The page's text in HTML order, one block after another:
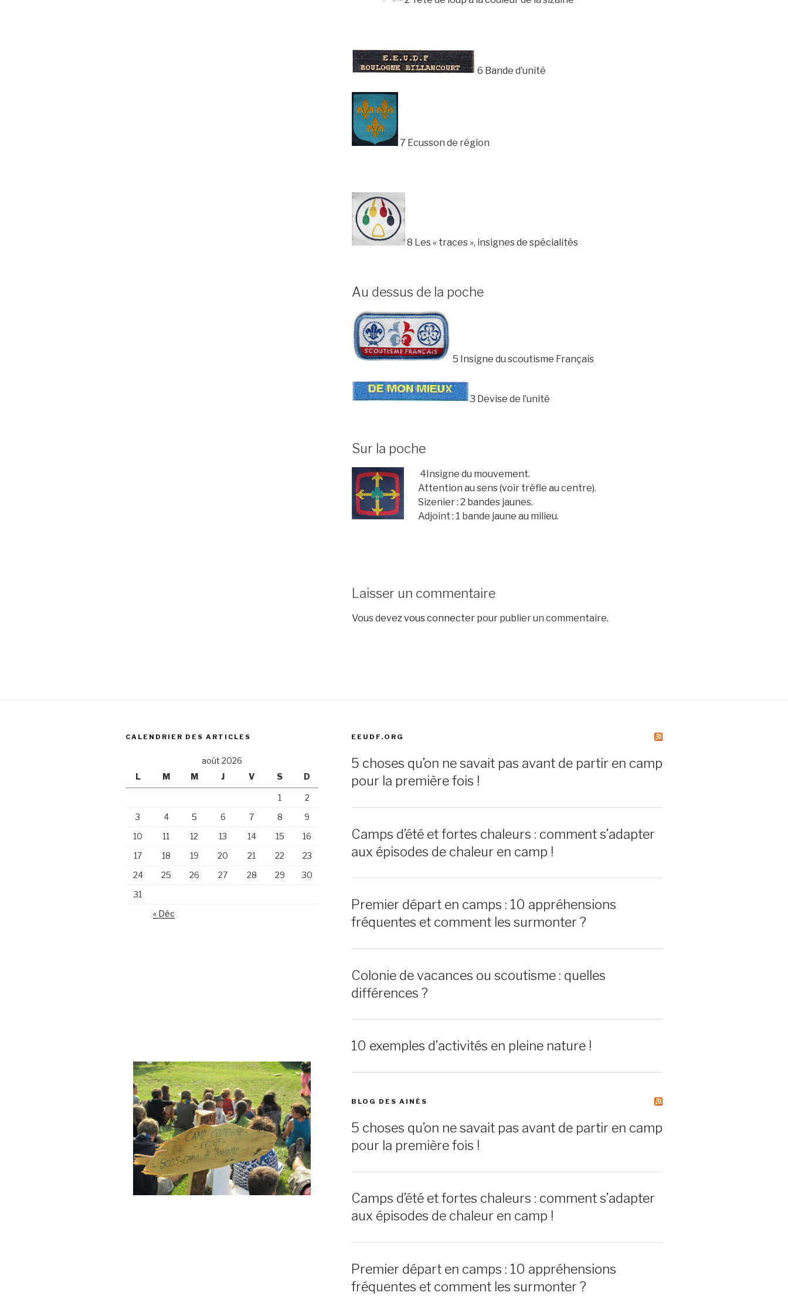
6 Bande d’unité
7 Ecusson de région
8 Les « traces », insignes de spécialités
Au dessus de la poche
5 Insigne du scoutisme Français
3 Devise de l’unité
Sur la poche
4Insigne du mouvement.
Attention au sens (voir trèfle au centre).
Sizenier : 2 bandes jaunes.
Adjoint : 1 bande jaune au milieu.
Laisser un commentaire
Vous devezvous connecterpour publier un commentaire.
CALENDRIER DES ARTICLES
août 2026
L
M M J V S D
1
2
3
4 5 6 7 8
9
10
11 12 13 14 15
16
17
18 19 20 21 22
23
24
25 26 27 28 29
30
31
« Déc
EEUDF.ORG
5 choses qu’on ne savait pas avant de partir en camp
pour la première fois !
Camps d’été et fortes chaleurs : comment s’adapter
aux épisodes de chaleur en camp !
Premier départ en camps : 10 appréhensions
fréquentes et comment les surmonter ?
Colonie de vacances ou scoutisme : quelles
différences ?
10 exemples d’activités en pleine nature !
BLOG DES AINÉS
5 choses qu’on ne savait pas avant de partir en camp
pour la première fois !
Camps d’été et fortes chaleurs : comment s’adapter
aux épisodes de chaleur en camp !
Premier départ en camps : 10 appréhensions
fréquentes et comment les surmonter ?